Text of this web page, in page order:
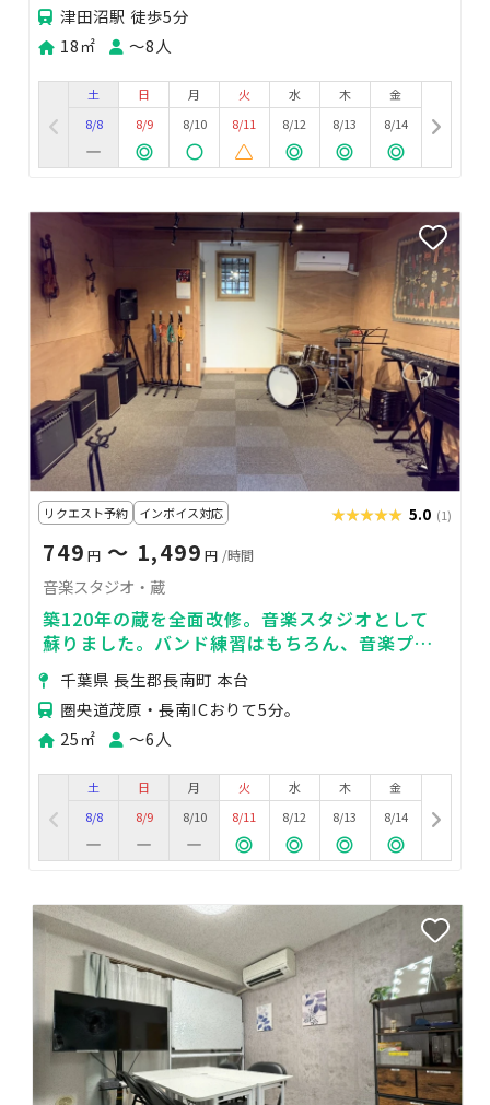
津田沼駅 徒歩5分
18㎡
〜8人
土
8/8
日
8/9
月
8/10
火
8/11
水
8/12
木
8/13
金
8/14
リクエスト予約 インボイス対応 ★★★★★
★★★★★ 5.0 (1)
749 円 〜 1,499 円 /時間
音楽スタジオ・蔵
築120年の蔵を全面改修。音楽スタジオとして
蘇りました。バンド練習はもちろん、音楽プロ
モビデオ作製などにも最適！
千葉県 長生郡長南町 本台
圏央道茂原・長南ICおりて5分。
25㎡
〜6人
土
8/8
日
8/9
月
8/10
火
8/11
水
8/12
木
8/13
金
8/14